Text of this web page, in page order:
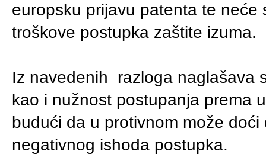
europsku prijavu patenta te
troškove postupka zaštite izuma.
Iz navedenih razloga naglašava
kao i nužnost postupanja prema
budući da u protivnom može
negativnog ishoda postupka.